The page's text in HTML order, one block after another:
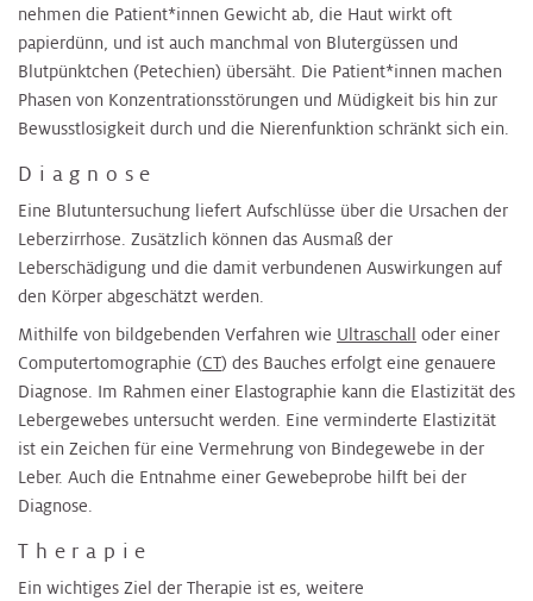
nehmen die Patient*innen Gewicht ab, die Haut wirkt oft
papierdünn, und ist auch manchmal von Blutergüssen und
Blutpünktchen (Petechien) übersäht. Die Patient*innen machen
Phasen von Konzentrationsstörungen und Müdigkeit bis hin zur
Bewusstlosigkeit durch und die Nierenfunktion schränkt sich ein.
Diagnose
Eine Blutuntersuchung liefert Aufschlüsse über die Ursachen der
Leberzirrhose. Zusätzlich können das Ausmaß der
Leberschädigung und die damit verbundenen Auswirkungen auf
den Körper abgeschätzt werden.
Mithilfe von bildgebenden Verfahren wie Ultraschall oder einer
Computertomographie (CT) des Bauches erfolgt eine genauere
Diagnose. Im Rahmen einer Elastographie kann die Elastizität des
Lebergewebes untersucht werden. Eine verminderte Elastizität
ist ein Zeichen für eine Vermehrung von Bindegewebe in der
Leber. Auch die Entnahme einer Gewebeprobe hilft bei der
Diagnose.
Therapie
Ein wichtiges Ziel der Therapie ist es, weitere